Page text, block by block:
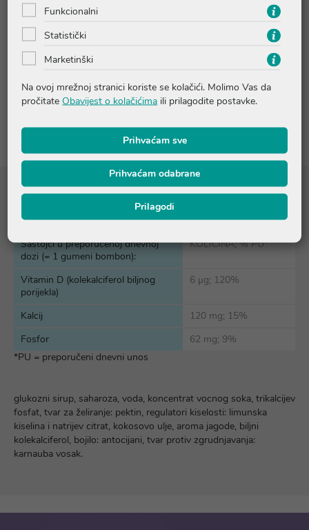
Upute o proizvodu
Pitanja i odgovori
Sastojci
Sastojci u preporučenoj dnevnoj
dozi (= 1 gumeni bombon):
KOLIČINA; % PU*
Vitamin D (kolekalciferol biljnog
porijekla)
6 µg; 120%
Kalcij
120 mg; 15%
Fosfor
62 mg; 9%
*PU = preporučeni dnevni unos
glukozni sirup, saharoza, voda, koncentrat vocnog soka, trikalcijev
fosfat, tvar za želiranje: pektin, regulatori kiselosti: limunska
kiselina i natrijev citrat, kokosovo ulje, aroma jagode, biljni
kolekalciferol, bojilo: antocijani, tvar protiv zgrudnjavanja:
karnauba vosak.
Funkcionalni
Statistički
Marketinški
Na ovoj mrežnoj stranici koriste se kolačići. Molimo Vas da
pročitate Obavijest o kolačićima ili prilagodite postavke.
Prihvaćam sve
Prihvaćam odabrane
Prilagodi